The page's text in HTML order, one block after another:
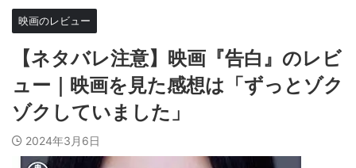
映画のレビュー
【ネタバレ注意】映画『告白』のレビ
ュー｜映画を見た感想は「ずっとゾク
ゾクしていました」
2024年3月6日